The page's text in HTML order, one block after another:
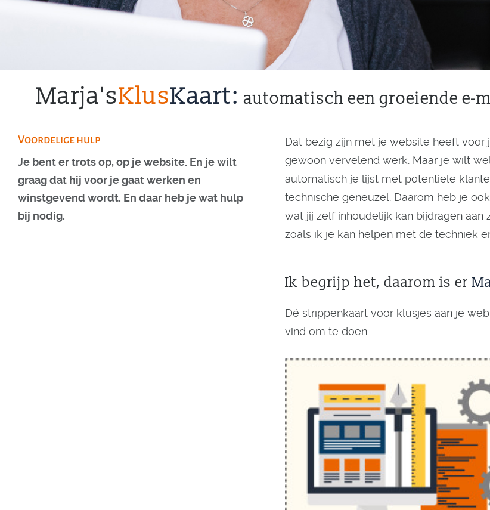
Marja'sKlusKaart:automatisch een groeiende e-
Voordelige hulp
Je bent er trots op, op je website. En je wilt
graag dat hij voor je gaat werken en
winstgevend wordt. En daar heb je wat hulp
bij nodig.
Dat bezig zijn met je website heeft
gewoon vervelend werk. Maar je wilt
automatisch je lijst met potentiele
technische geneuzel. Daarom heb je
wat jij zelf inhoudelijk kan bijdragen
zoals ik je kan helpen met de techniek
Ik begrijp het, daarom is er
Dé strippenkaart voor klusjes aan je
vind om te doen.